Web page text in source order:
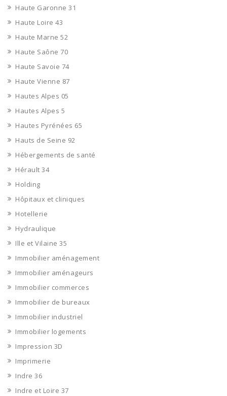
Haute Garonne 31
Haute Loire 43
Haute Marne 52
Haute Saône 70
Haute Savoie 74
Haute Vienne 87
Hautes Alpes 05
Hautes Alpes 5
Hautes Pyrénées 65
Hauts de Seine 92
Hébergements de santé
Hérault 34
Holding
Hôpitaux et cliniques
Hotellerie
Hydraulique
Ille et Vilaine 35
Immobilier aménagement
Immobilier aménageurs
Immobilier commerces
Immobilier de bureaux
Immobilier industriel
Immobilier logements
Impression 3D
Imprimerie
Indre 36
Indre et Loire 37